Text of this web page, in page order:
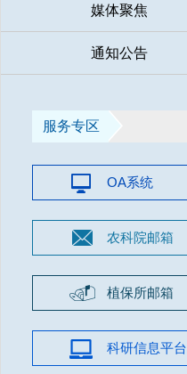
媒体聚焦
通知公告
服务专区
OA系统
农科院邮箱
植保所邮箱
科研信息平台